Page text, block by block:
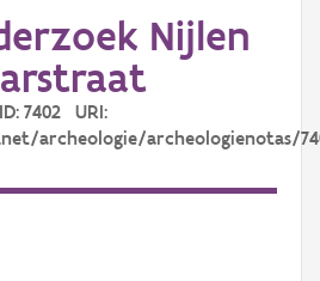
Nijlen
ID: 7402 URI:
archeologie/archeologienotas/